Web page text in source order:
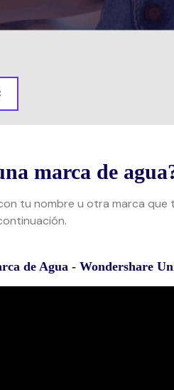
gratis
gratis
marca de
tu nombre u otra marca
de Agua - Wondershare